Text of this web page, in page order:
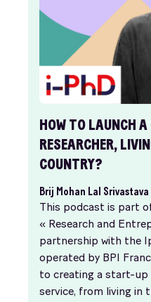
HOW TO LAUNCH
RESEARCHER,
COUNTRY?
Brij Mohan Lal Srivastava
This podcast is part
« Research and
partnership with the
operated by BPI
to creating a start-up
service, from living in